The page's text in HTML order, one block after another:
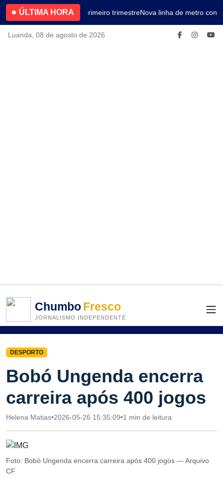
ÚLTIMA HORA4.2% no primeiro trimestreNova linha de metro
Luanda, 08 de agosto de 2026
ChumboFresco
JORNALISMO INDEPENDENTE
DESPORTO
Bobó Ungenda encerra
carreira após 400 jogos
Helena Matias•2026-05-26 15:35:09•1 min de leitura
Foto: Bobó Ungenda encerra carreira após 400 jogos — Arquivo
CF